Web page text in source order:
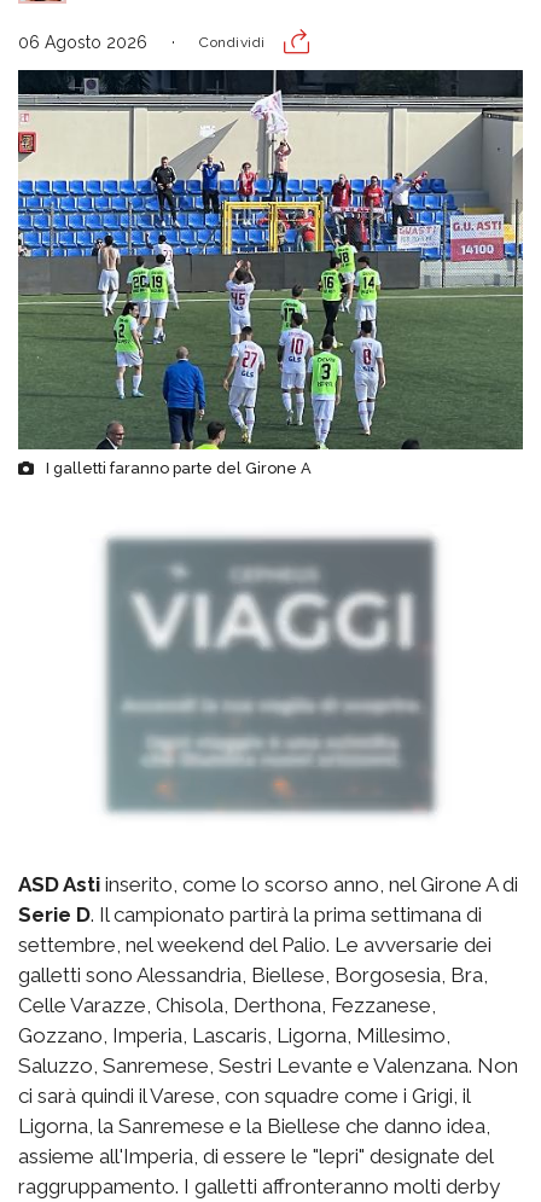
06 Agosto 2026 Condividi
I galletti faranno parte del Girone A
ASD Asti inserito, come lo scorso anno, nel Girone A di
Serie D. Il campionato partirà la prima settimana di
settembre, nel weekend del Palio. Le avversarie dei
galletti sono Alessandria, Biellese, Borgosesia, Bra,
Celle Varazze, Chisola, Derthona, Fezzanese,
Gozzano, Imperia, Lascaris, Ligorna, Millesimo,
Saluzzo, Sanremese, Sestri Levante e Valenzana. Non
ci sarà quindi il Varese, con squadre come i Grigi, il
Ligorna, la Sanremese e la Biellese che danno idea,
assieme all'Imperia, di essere le "lepri" designate del
raggruppamento. I galletti affronteranno molti derby